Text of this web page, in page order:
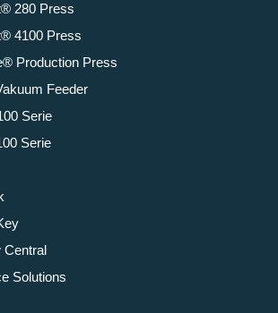
280 Press
4100 Press
Production Press
Feeder
Serie
Serie
Central
Solutions